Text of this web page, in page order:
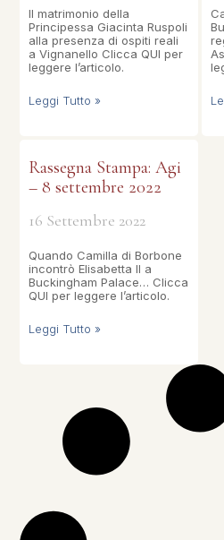
Il matrimonio della
Principessa Giacinta Ruspoli
alla presenza di ospiti reali
a Vignanello Clicca QUI per
leggere l’articolo.
Leggi Tutto »
Rassegna Stampa: Agi
– 8 settembre 2022
16 Settembre 2022
Quando Camilla di Borbone
incontrò Elisabetta II a
Buckingham Palace… Clicca
QUI per leggere l’articolo.
Leggi Tutto »